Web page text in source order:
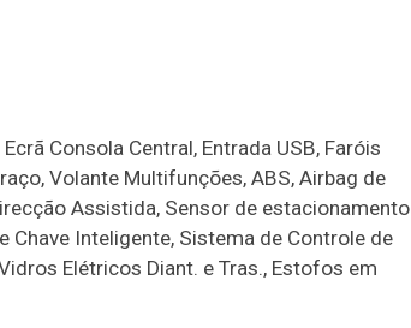
Consola Central, Entrada USB, Faróis
Volante Multifunções, ABS, Airbag de
Assistida, Sensor de estacionamento
Inteligente, Sistema de Controle de
Elétricos Diant. e Tras., Estofos em